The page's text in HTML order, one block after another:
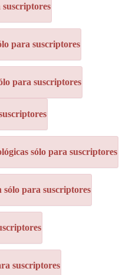
suscriptores
para suscriptores
para suscriptores
sólo para suscriptores
sólo para suscriptores
suscriptores